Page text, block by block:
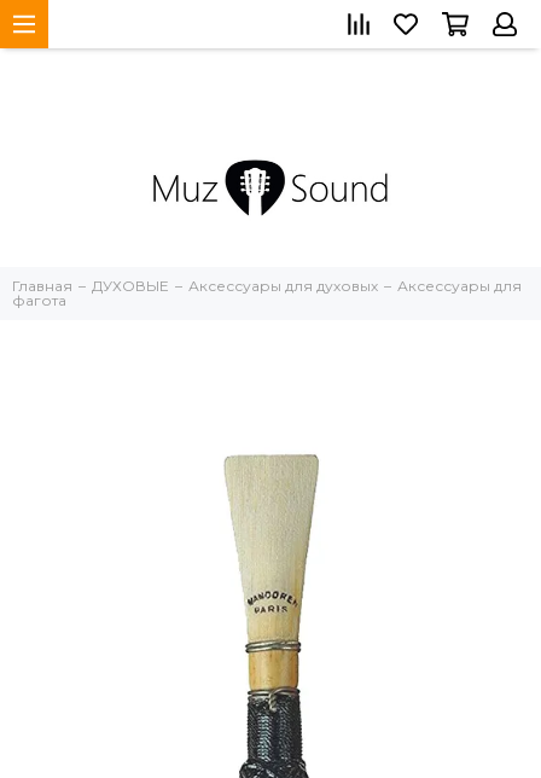
Главная ДУХОВЫЕ Аксессуары для духовых
Аксессуары для
фагота